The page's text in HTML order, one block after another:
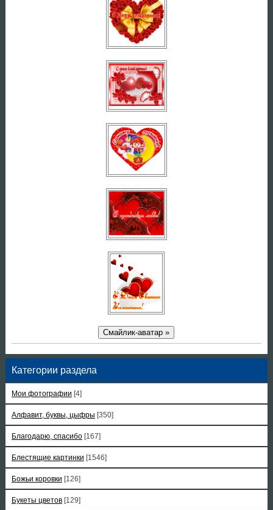
Смайлик-аватар »
Категории раздела
Мои фотографии [4]
Алфавит, буквы, цыфры [350]
Благодарю, спасибо [167]
Блестящие картинки [1546]
Божьи коровки [126]
Букеты цветов [129]